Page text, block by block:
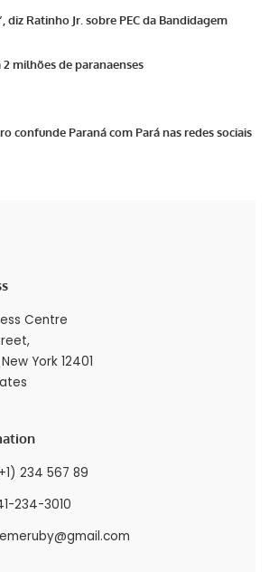
diz Ratinho Jr. sobre PEC da Bandidagem
milhões de paranaenses
confunde Paraná com Pará nas redes sociais
Centre
York 12401
234 567 89
234-3010